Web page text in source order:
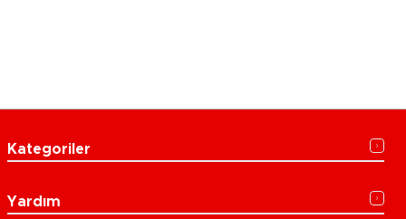
Kategoriler
Yardım